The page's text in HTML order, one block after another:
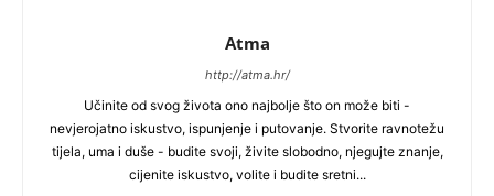
Atma
http://atma.hr/
Učinite od svog života ono najbolje što on može biti -
nevjerojatno iskustvo, ispunjenje i putovanje. Stvorite ravnotežu
tijela, uma i duše - budite svoji, živite slobodno, njegujte znanje,
cijenite iskustvo, volite i budite sretni...